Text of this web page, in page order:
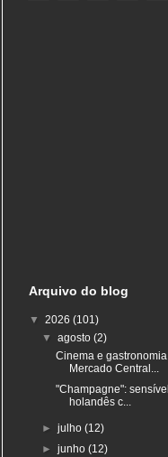
Arquivo do blog
▼ 2026 (101)
▼agosto(2)
Cinema e
Mercado Central...
"Champagne":
holandês c...
►julho(12)
►junho(12)